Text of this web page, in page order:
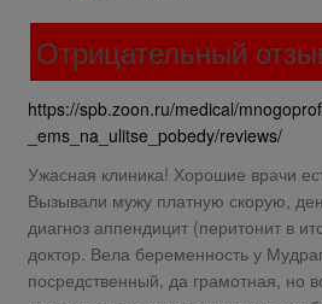
Отрицательный
https://spb.zoon.ru/medical/
_ems_na_ulitse_pobedy/reviews/
Ужасная клиника! Хорошие врачи
Вызывали мужу платную скорую,
диагноз аппендицит (перитонит в
доктор. Вела беременность у
посредственный, да грамотная, но